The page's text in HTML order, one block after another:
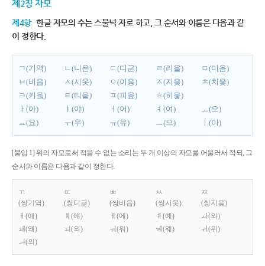
제2장 자모
제4항 한글 자모의 수는 스물넉 자로 하고, 그 순서와 이름은 다음과 같
이 정한다.
ㄱ(기역) ㄴ(니은) ㄷ(디귿) ㄹ(리을)
ㅁ(미음)
ㅂ(비읍)
ㅅ(시옷) ㅇ(이응) ㅈ(지읒)
ㅊ(치읓)
ㅋ(키읔)
ㅌ(티읕) ㅍ(피읖)
ㅎ(히읗)
ㅏ(아)
ㅑ(야) ㅓ(어) ㅕ(여)
ㅗ(오)
ㅛ(요)
ㅜ(우) ㅠ(유) ㅡ(으) ㅣ(이)
[붙임 1] 위의 자모로써 적을 수 없는 소리는 두 개 이상의 자모를 어울러서 적되, 그
순서와 이름은 다음과 같이 정한다.
ㄲ
(쌍기역)
ㄸ
(쌍디귿)
ㅃ
(쌍비읍)
ㅆ
(쌍시옷)
ㅉ
(쌍지읒)
ㅐ(애)
ㅒ(얘) ㅔ(에) ㅖ(예)
ㅘ(와)
ㅙ(왜)
ㅚ(외) ㅝ(워) ㅞ(웨)
ㅟ(위)
ㅢ(의)